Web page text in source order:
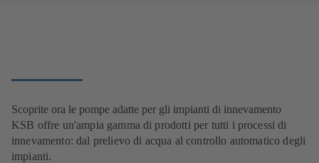
Scoprite ora le pompe adatte per gli impianti di innevamento
KSB offre un'ampia gamma di prodotti per tutti i processi di
innevamento: dal prelievo di acqua al controllo automatico degli
impianti.